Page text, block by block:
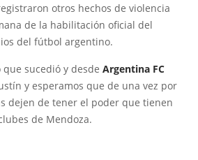
otros hechos de violencia
de la habilitación oficial del
del fútbol argentino.
que sucedió y desde Argentina FC
y esperamos que de una vez por
dejen de tener el poder que tienen
de Mendoza.